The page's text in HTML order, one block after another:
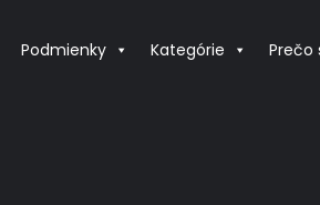
Podmienky Kategórie Prečo